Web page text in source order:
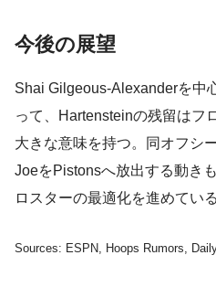
今後の展望
Shai Gilgeous-Alexanderを中
って、Hartensteinの残留はフ
大きな意味を持つ。同オフシ
JoeをPistonsへ放出する動き
ロスターの最適化を進めている
Sources: ESPN, Hoops Rumors,